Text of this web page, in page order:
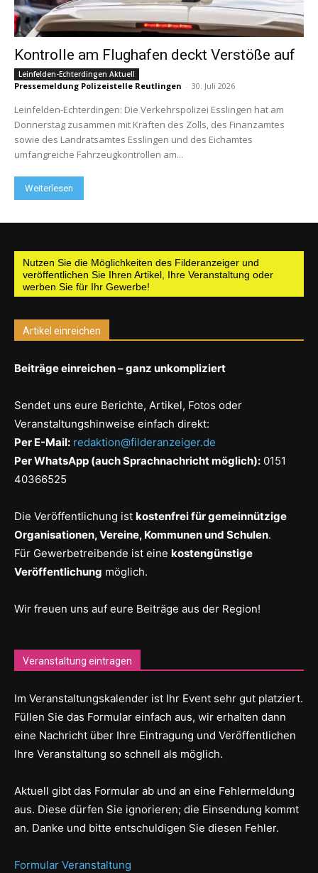
Kontrolle am Flughafen deckt Verstöße auf
Leinfelden-Echterdingen Aktuell
Pressemeldung Polizeistelle Reutlingen - 30. Juli 2026
Leinfelden-Echterdingen: Die Verkehrspolizei Esslingen hat am
Donnerstag zusammen mit Kräften des Zolls, des Finanzamtes
sowie des Landratsamtes Esslingen und des Eichamtes
umfangreiche Fahrzeugkontrollen am...
Weiterlesen
Nutzen Sie die Möglichkeiten des Filderanzeiger und
veröffentlichen Sie Ihren Artikel, Ihre Veranstaltung oder
werben Sie für Ihr Gewerbe!
Artikel einreichen
Beiträge einreichen – ganz unkompliziert
Sendet uns eure Berichte, Artikel, Fotos oder
Veranstaltungshinweise einfach direkt:
Per E-Mail: redaktion@filderanzeiger.de
Per WhatsApp (auch Sprachnachricht möglich): 0151
40366525
Die Veröffentlichung ist kostenfrei für gemeinnützige
Organisationen, Vereine, Kommunen und Schulen.
Für Gewerbetreibende ist eine kostengünstige
Veröffentlichung möglich.
Wir freuen uns auf eure Beiträge aus der Region!
Veranstaltung eintragen
Im Veranstaltungskalender ist Ihr Event sehr gut platziert.
Füllen Sie das Formular einfach aus, wir erhalten dann
eine Nachricht über Ihre Eintragung und Veröffentlichen
Ihre Veranstaltung so schnell als möglich.
Aktuell gibt das Formular ab und an eine Fehlermeldung
aus. Diese dürfen Sie ignorieren; die Einsendung kommt
an. Danke und bitte entschuldigen Sie diesen Fehler.
Formular Veranstaltung